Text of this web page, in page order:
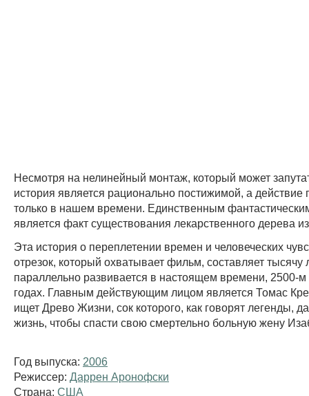
Несмотря на нелинейный монтаж, который может
история является рационально постижимой, а действие
только в нашем времени. Единственным
является факт существования лекарственного дерева
Эта история о переплетении времен и человеческих
отрезок, который охватывает фильм, составляет тысячу
параллельно развивается в настоящем времени, 2500-
годах. Главным действующим лицом является Томас
ищет Древо Жизни, сок которого, как говорят легенды,
жизнь, чтобы спасти свою смертельно больную жену
Год выпуска: 2006
Режиссер: Даррен Аронофски
Страна: США